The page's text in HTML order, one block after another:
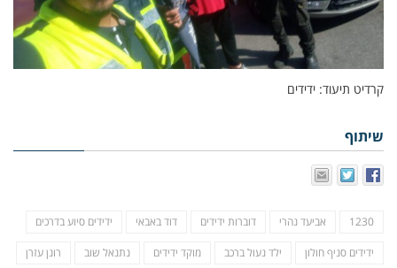
קרדיט תיעוד: ידידים
שיתוף
1230 אביעד נהרי דוברות ידידים דוד באבאי ידידים סיוע בדרכים
ידידים סניף חולון ילד נעול ברכב מוקד ידידים נתנאל שוב רונן עזרן